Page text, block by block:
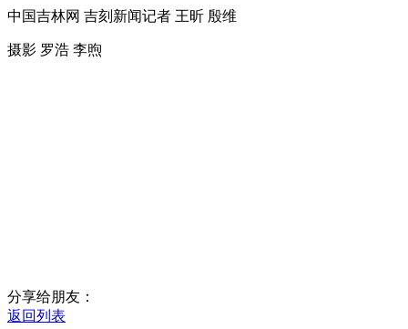
中国吉林网 吉刻新闻记者 王昕 殷维
摄影 罗浩 李煦
分享给朋友：
返回列表